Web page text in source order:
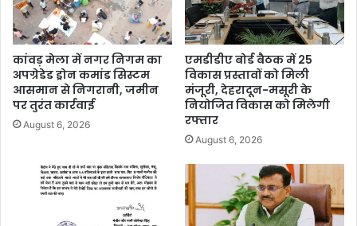
कांवड़ मेला में नगर निगम का
अपग्रेडेड ड्रोन कमांड सिस्टम
आसमान से निगरानी, जमीन
पर तुरंत कार्रवाई
August 6, 2026
एमडीडीए बोर्ड बैठक में 25
विकास प्रस्तावों को मिली
मंजूरी, देहरादून-मसूरी के
नियोजित विकास को मिलेगी
रफ्तार
August 6, 2026